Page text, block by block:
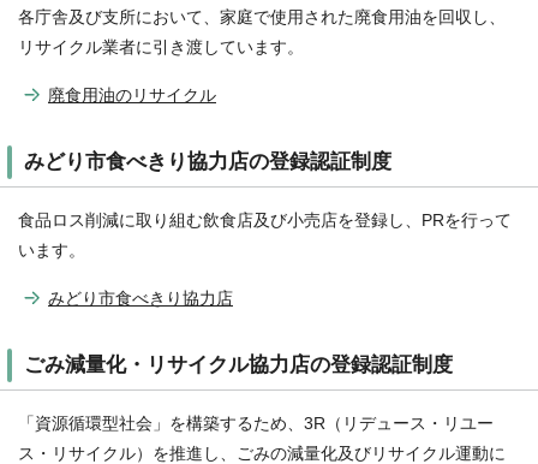
各庁舎及び支所において、家庭で使用された廃食用油を回収し、
リサイクル業者に引き渡しています。
廃食用油のリサイクル
みどり市食べきり協力店の登録認証制度
食品ロス削減に取り組む飲食店及び小売店を登録し、PRを行って
います。
みどり市食べきり協力店
ごみ減量化・リサイクル協力店の登録認証制度
「資源循環型社会」を構築するため、3R（リデュース・リユー
ス・リサイクル）を推進し、ごみの減量化及びリサイクル運動に